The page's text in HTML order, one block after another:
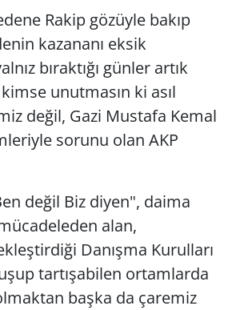
Rakip gözüyle bakıp
kazananı eksik
bıraktığı günler artık
unutmasın ki asıl
değil, Gazi Mustafa Kemal
sorunu olan AKP
değil Biz diyen", daima
alan,
Danışma Kurulları
tartışabilen ortamlarda
başka da çaremiz